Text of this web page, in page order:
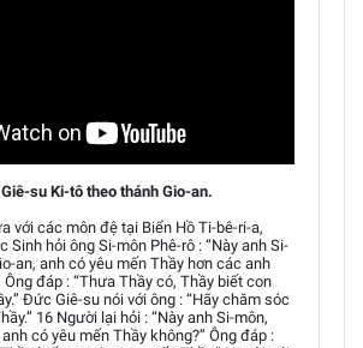
su Ki-tô theo thánh Gio-an.
với các môn đệ tại Biển Hồ Ti-bê-ri-a,
Sinh hỏi ông Si-môn Phê-rô : “Này anh Si-
an, anh có yêu mến Thầy hơn các anh
Ông đáp : “Thưa Thầy có, Thầy biết con
Đức Giê-su nói với ông : “Hãy chăm sóc
16 Người lại hỏi : “Này anh Si-môn,
có yêu mến Thầy không?” Ông đáp :